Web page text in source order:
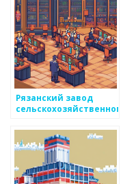
Рязанский завод
сельскохозяйственного